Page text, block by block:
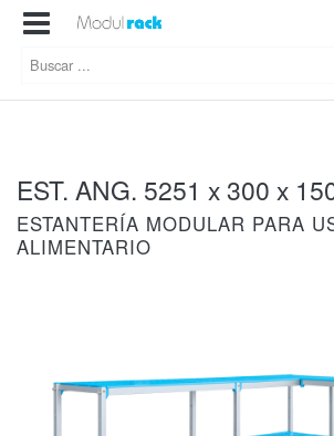
EST. ANG. 5251 x 300 x
ESTANTERÍA MODULAR PARA
ALIMENTARIO